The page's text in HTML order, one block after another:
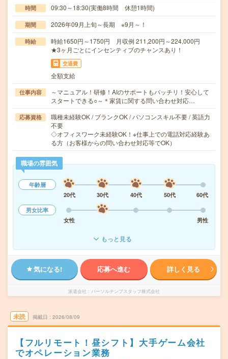
時間 09:30～18:30(実働8時間 休憩1時間)
期間 2026年09月上旬～長期 ※9月～！
時給
時給1650円～1750円 月収例 211,200円～224,000円
★3ヶ月ごとにインセンティブのチャンスあり！
交通費
全額支給
仕事内容
～マニュアル！研修！AIのサポートもバッチリ！安心して
スタートできる○～＊家賃に関する問い合わせ対応…
応募資格
職種未経験OK / ブランクOK / パソコンスキル不要 / 英語力
不要
◇オフィスワーク未経験OK！※仕事上での電話対応経験あ
る方（お客様からの問い合わせ対応等でOK）
職場の雰囲気
年齢層
20代
30代 40代 50代
60代
男女比率
女性
男性
もっと見る
気になる! 応募へ進む 詳しく見る
派遣会社 パーソルテンプスタッフ株式会社
未読 掲載日 2026/08/09
【フルリモート！昼シフト】大手ゲーム会社
でオペレーション業務